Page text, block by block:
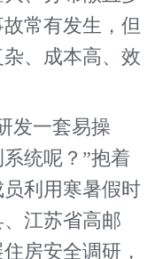
常有发生，但
、成本高、效
一套易操
统呢？”抱着
利用寒暑假时
江苏省高邮
房安全调研，